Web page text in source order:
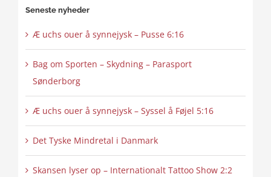
Seneste nyheder
Æ uchs ouer å synnejysk – Pusse 6:16
Bag om Sporten – Skydning – Parasport
Sønderborg
Æ uchs ouer å synnejysk – Syssel å Føjel 5:16
Det Tyske Mindretal i Danmark
Skansen lyser op – Internationalt Tattoo Show 2:2